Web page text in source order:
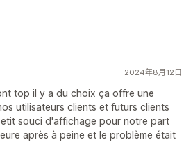
2024年8月12日
top il y a du choix ça offre une
utilisateurs clients et futurs clients
souci d'affichage pour notre part
après à peine et le problème était